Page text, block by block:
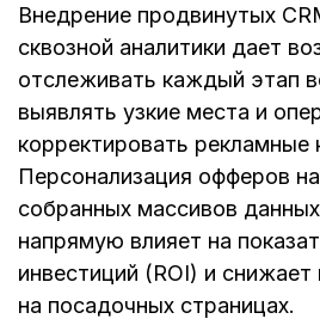
Внедрение продвинутых
сквозной аналитики дает
отслеживать каждый этап
выявлять узкие места и
корректировать рекламные
Персонализация офферов
собранных массивов
напрямую влияет на
инвестиций (ROI) и снижает
на посадочных страницах.